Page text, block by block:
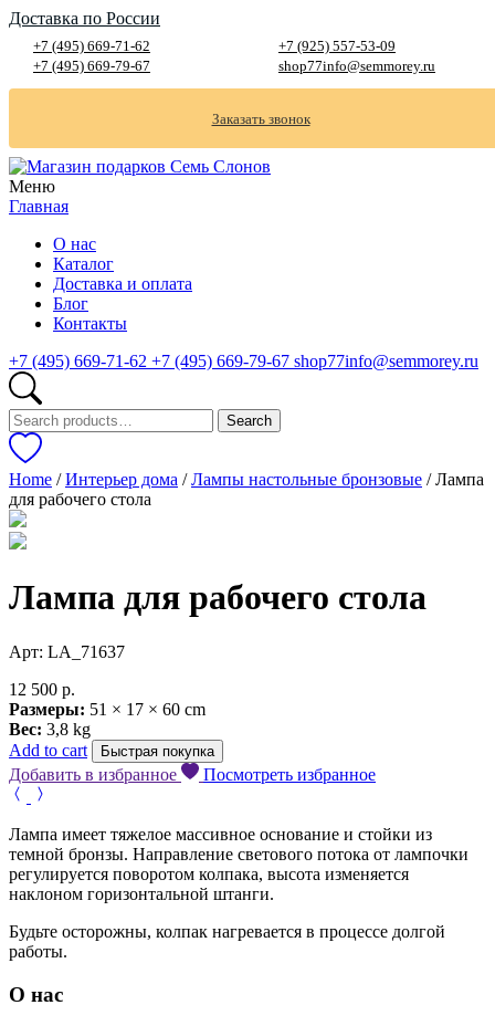
Доставка по России
+7 (495) 669-71-62
+7 (495) 669-79-67
+7 (925) 557-53-09
shop77info@semmorey.ru
Заказать звонок
Меню
Главная
О нас
Каталог
Доставка и оплата
Блог
Контакты
+7 (495) 669-71-62 +7 (495) 669-79-67 shop77info@semmorey.ru
Search
for:
Search
Home /Интерьер дома /Лампы настольные бронзовые / Лампа
для рабочего стола
Лампа для рабочего стола
Арт: LA_71637
12 500 р.
Размеры: 51 × 17 × 60 cm
Вес: 3,8 kg
Add to cart
Быстрая покупка
Добавить в избранное Посмотреть избранное
Лампа имеет тяжелое массивное основание и стойки из
темной бронзы. Направление светового потока от лампочки
регулируется поворотом колпака, высота изменяется
наклоном горизонтальной штанги.
Будьте осторожны, колпак нагревается в процессе долгой
работы.
О нас